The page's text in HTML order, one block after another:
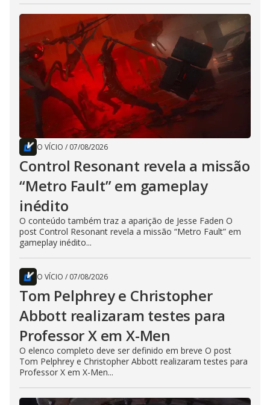
O VÍCIO / 07/08/2026
Control Resonant revela a missão
“Metro Fault” em gameplay
inédito
O conteúdo também traz a aparição de Jesse Faden O
post Control Resonant revela a missão “Metro Fault” em
gameplay inédito...
O VÍCIO / 07/08/2026
Tom Pelphrey e Christopher
Abbott realizaram testes para
Professor X em X-Men
O elenco completo deve ser definido em breve O post
Tom Pelphrey e Christopher Abbott realizaram testes para
Professor X em X-Men...